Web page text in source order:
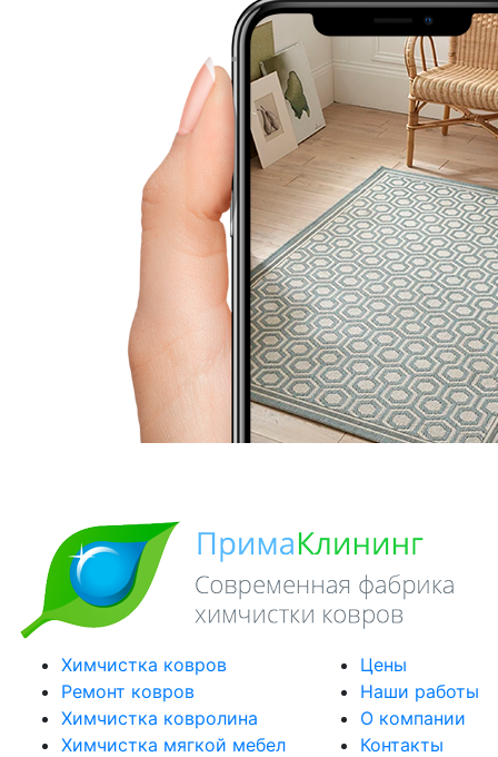
Химчистка ковров
Ремонт ковров
Химчистка ковролина
Химчистка мягкой мебел
Цены
Наши работы
О компании
Контакты